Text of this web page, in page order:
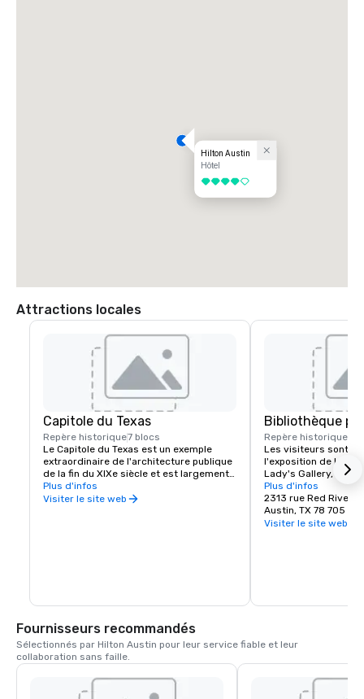
Hilton Austin
Hôtel
4 sur 5
Attractions locales
Capitole du Texas
Repère historique7 blocs
Le Capitole du Texas est un exemple
extraordinaire de l'architecture publique
de la fin du XIXe siècle et est largement
reconnu comme l'une des capitales
d'État les plus distinguées du pays. Il a
Plus d'infos
Visiter le site web
Bibliothèque
Repère historique
Les visiteurs sont
l'exposition de la
Lady's Gallery, qui
l'héritage de Mme
son bureau. Les
également profiter
White House Diary
Plus d'infos
2313 rue Red River
Austin, TX 78 705
Visiter le site web
Fournisseurs recommandés
Sélectionnés par Hilton Austin pour leur service fiable et leur
collaboration sans faille.